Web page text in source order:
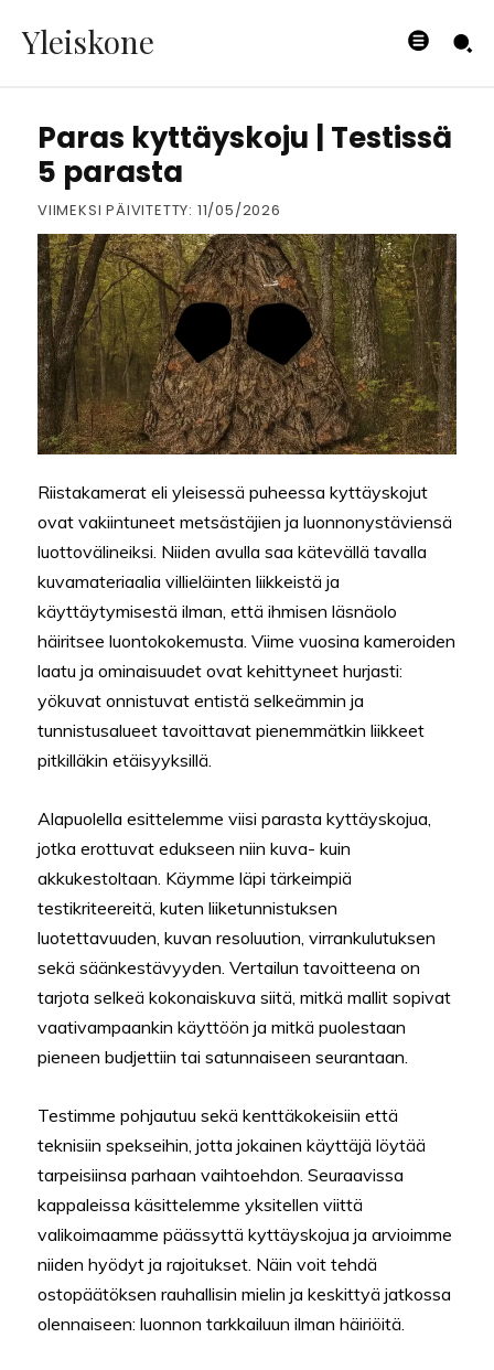
Yleiskone
RETKEILY
Paras kyttäyskoju | Testissä
5 parasta
VIIMEKSI PÄIVITETTY: 11/05/2026
Riistakamerat eli yleisessä puheessa kyttäyskojut
ovat vakiintuneet metsästäjien ja luonnonystäviensä
luottovälineiksi. Niiden avulla saa kätevällä tavalla
kuvamateriaalia villieläinten liikkeistä ja
käyttäytymisestä ilman, että ihmisen läsnäolo
häiritsee luontokokemusta. Viime vuosina kameroiden
laatu ja ominaisuudet ovat kehittyneet hurjasti:
yökuvat onnistuvat entistä selkeämmin ja
tunnistusalueet tavoittavat pienemmätkin liikkeet
pitkilläkin etäisyyksillä.
Alapuolella esittelemme viisi parasta kyttäyskojua,
jotka erottuvat edukseen niin kuva- kuin
akkukestoltaan. Käymme läpi tärkeimpiä
testikriteereitä, kuten liiketunnistuksen
luotettavuuden, kuvan resoluution, virrankulutuksen
sekä säänkestävyyden. Vertailun tavoitteena on
tarjota selkeä kokonaiskuva siitä, mitkä mallit sopivat
vaativampaankin käyttöön ja mitkä puolestaan
pieneen budjettiin tai satunnaiseen seurantaan.
Testimme pohjautuu sekä kenttäkokeisiin että
teknisiin spekseihin, jotta jokainen käyttäjä löytää
tarpeisiinsa parhaan vaihtoehdon. Seuraavissa
kappaleissa käsittelemme yksitellen viittä
valikoimaamme päässyttä kyttäyskojua ja arvioimme
niiden hyödyt ja rajoitukset. Näin voit tehdä
ostopäätöksen rauhallisin mielin ja keskittyä jatkossa
olennaiseen: luonnon tarkkailuun ilman häiriöitä.